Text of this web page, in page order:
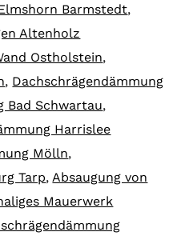
Barmstedt,
Altenholz
Ostholstein,
, Dachschrägendämmung
Bad Schwartau,
Harrislee
Mölln,
Tarp, Absaugung von
Mauerwerk